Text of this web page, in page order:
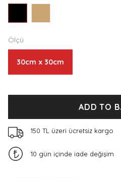
Ölçü
30cm x 30cm
ADD TO
150 TL üzeri ücretsiz kargo
10 gün içinde iade değişim